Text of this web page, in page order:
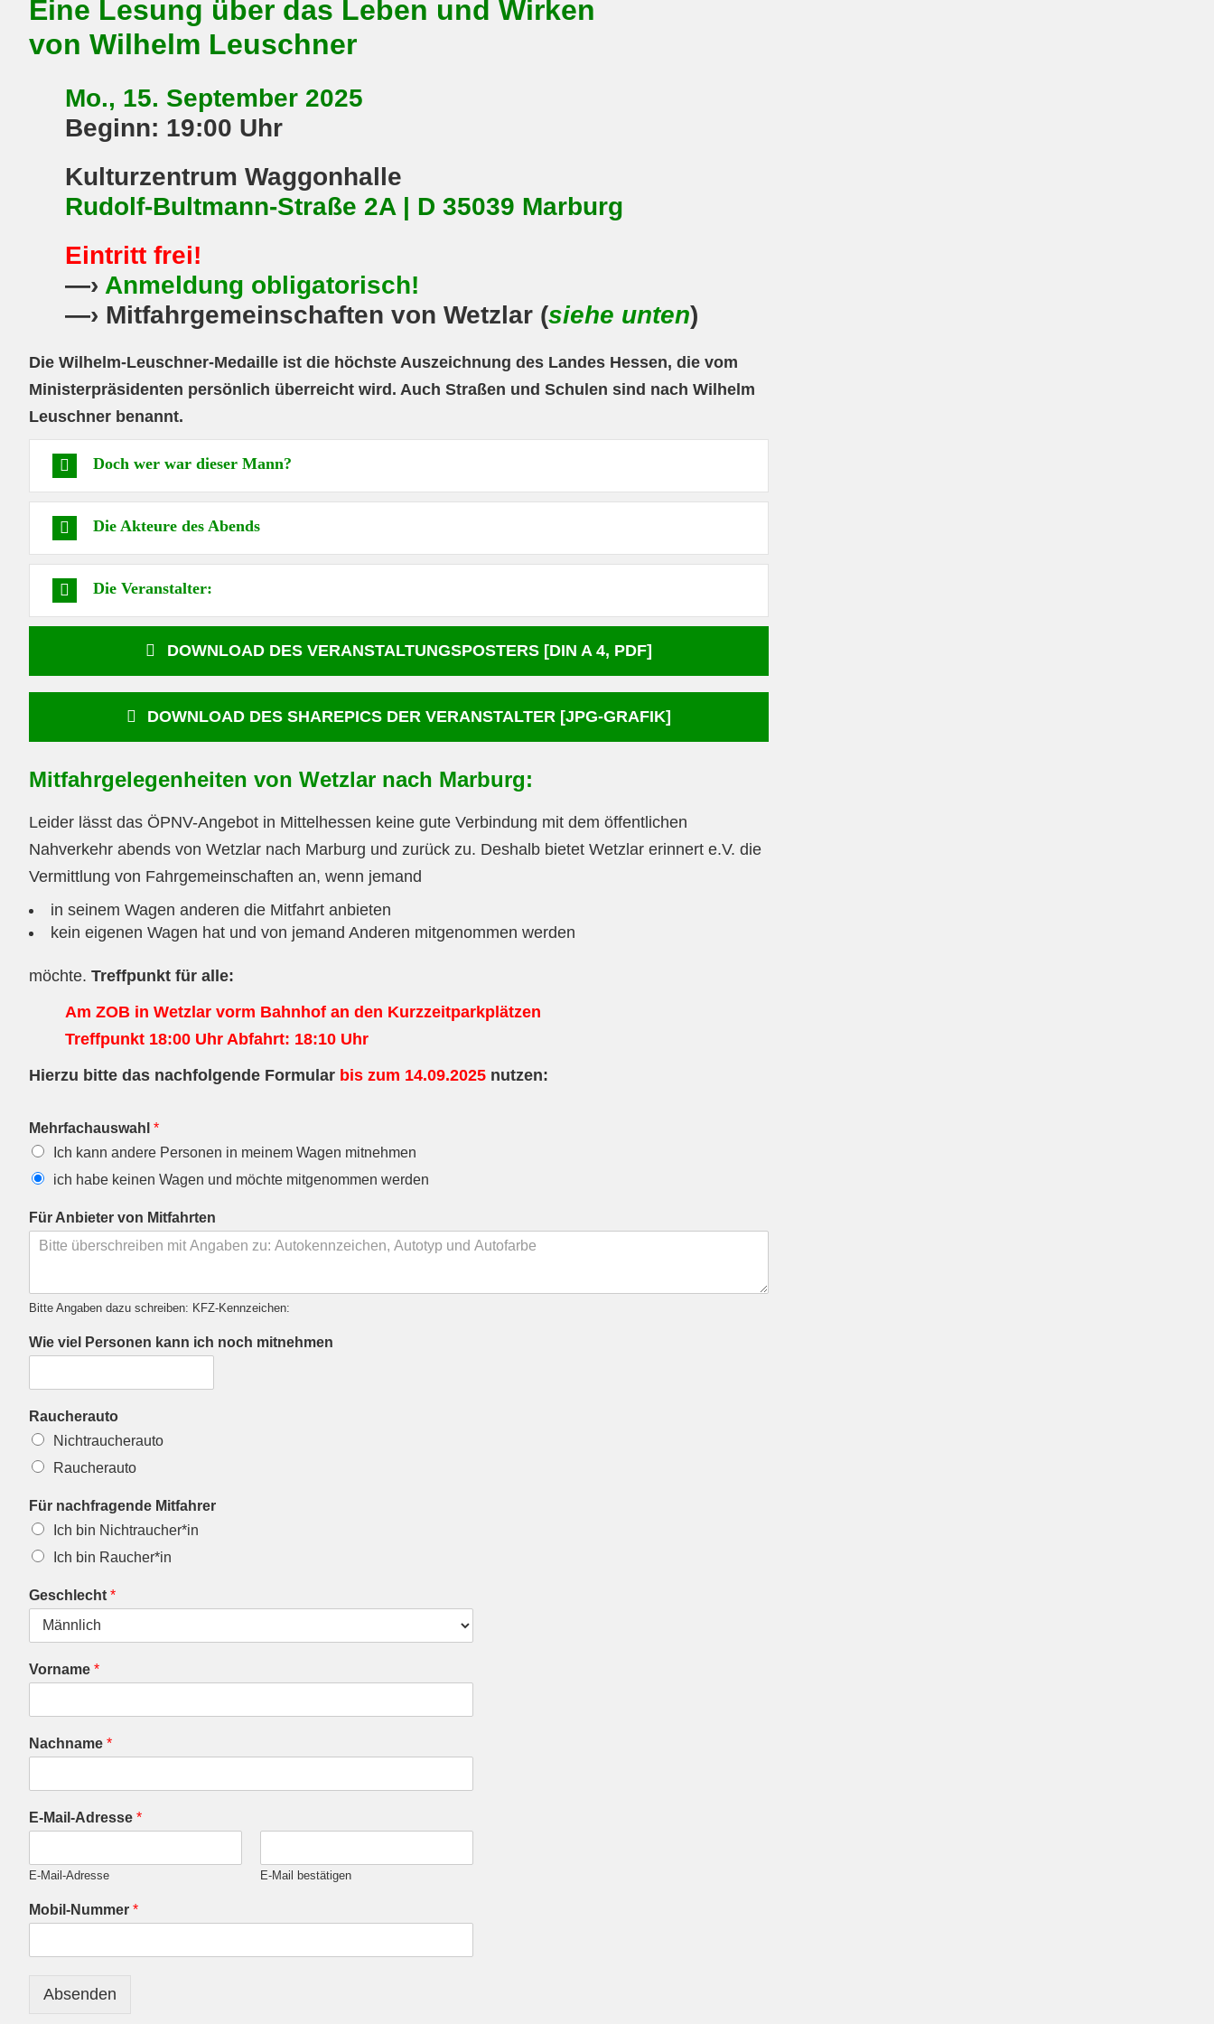
Eine Lesung über das Leben und Wirken
von Wilhelm Leuschner
Mo., 15. September 2025
Beginn: 19:00 Uhr
Kulturzentrum Waggonhalle
Rudolf-Bultmann-Straße 2A | D 35039 Marburg
Eintritt frei!
—› Anmeldung obligatorisch!
—› Mitfahrgemeinschaften von Wetzlar (siehe unten)
Die Wilhelm-Leuschner-Medaille ist die höchste Auszeichnung des Landes Hessen, die vom
Ministerpräsidenten persönlich überreicht wird. Auch Straßen und Schulen sind nach Wilhelm
Leuschner benannt.
Doch wer war dieser Mann?
Die Akteure des Abends
Die Veranstalter:
DOWNLOAD DES VERANSTALTUNGSPOSTERS [DIN A 4, PDF]
DOWNLOAD DES SHAREPICS DER VERANSTALTER [JPG-GRAFIK]
Mitfahrgelegenheiten von Wetzlar nach Marburg:
Leider lässt das ÖPNV-Angebot in Mittelhessen keine gute Verbindung mit dem öffentlichen
Nahverkehr abends von Wetzlar nach Marburg und zurück zu. Deshalb bietet Wetzlar erinnert e.V. die
Vermittlung von Fahrgemeinschaften an, wenn jemand
in seinem Wagen anderen die Mitfahrt anbieten
kein eigenen Wagen hat und von jemand Anderen mitgenommen werden
möchte. Treffpunkt für alle:
Am ZOB in Wetzlar vorm Bahnhof an den Kurzzeitparkplätzen
Treffpunkt 18:00 Uhr Abfahrt: 18:10 Uhr
Hierzu bitte das nachfolgende Formular bis zum 14.09.2025nutzen:
Mehrfachauswahl *
Ich kann andere Personen in meinem Wagen mitnehmen
ich habe keinen Wagen und möchte mitgenommen werden
Für Anbieter von Mitfahrten
Bitte Angaben dazu schreiben: KFZ-Kennzeichen:
Wie viel Personen kann ich noch mitnehmen
Raucherauto
Nichtraucherauto
Raucherauto
Für nachfragende Mitfahrer
Ich bin Nichtraucher*in
Ich bin Raucher*in
Geschlecht *
Vorname *
Nachname *
R
a
c
h
r
u
E-Mail-Adresse *
E-Mail-Adresse E-Mail bestätigen
Mobil-Nummer *
Absenden